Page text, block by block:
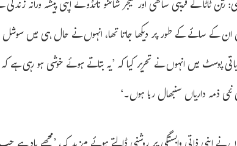
رتن ٹاٹا کے قریبی ساتھی اور منیجر شانتنو نائڈو نے اپنی پیشہ ورانہ
کے سائے کے طور پر دیکھا جاتا تھا، انہوں نے حال ہی میں سوشل
پوسٹ میں انہوں نے تحریر کیا کہ ’یہ بتاتے ہوئے خوشی ہو رہی ہے
نئی ذمہ داریاں سنبھال رہا ہوں۔‘